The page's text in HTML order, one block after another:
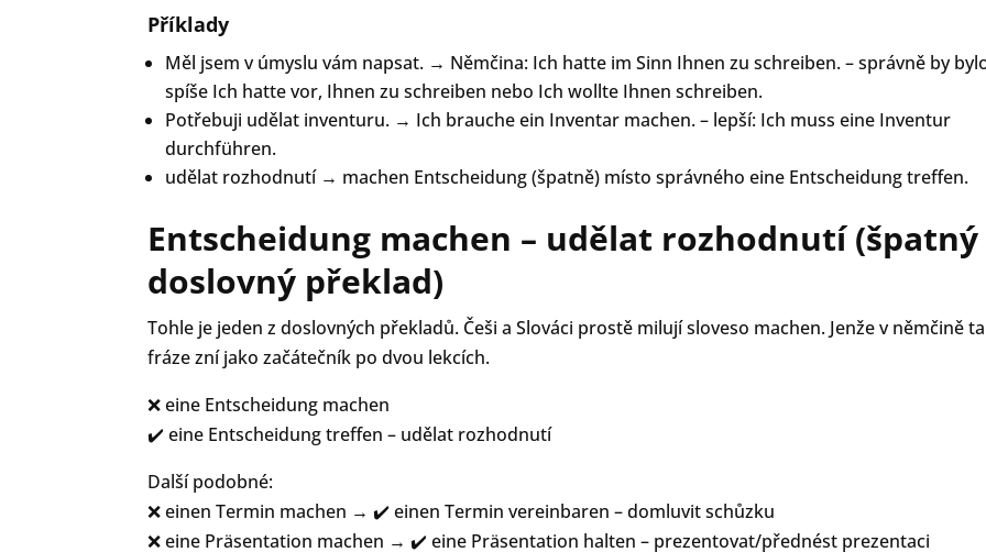
Příklady
Měl jsem v úmyslu vám napsat. → Němčina: Ich hatte im Sinn Ihnen zu schreiben. – správně by
spíše Ich hatte vor, Ihnen zu schreiben nebo Ich wollte Ihnen schreiben.
Potřebuji udělat inventuru. → Ich brauche ein Inventar machen. – lepší: Ich muss eine Inventur
durchführen.
udělat rozhodnutí → machen Entscheidung (špatně) místo správného eine Entscheidung treffen.
Entscheidung machen – udělat rozhodnutí (špatný
doslovný překlad)
Tohle je jeden z doslovných překladů. Češi a Slováci prostě milují sloveso machen. Jenže v němčině
fráze zní jako začátečník po dvou lekcích.
❌ eine Entscheidung machen
✔️ eine Entscheidung treffen – udělat rozhodnutí
Další podobné:
❌ einen Termin machen → ✔️ einen Termin vereinbaren – domluvit schůzku
❌ eine Präsentation machen → ✔️ eine Präsentation halten – prezentovat/přednést prezentaci